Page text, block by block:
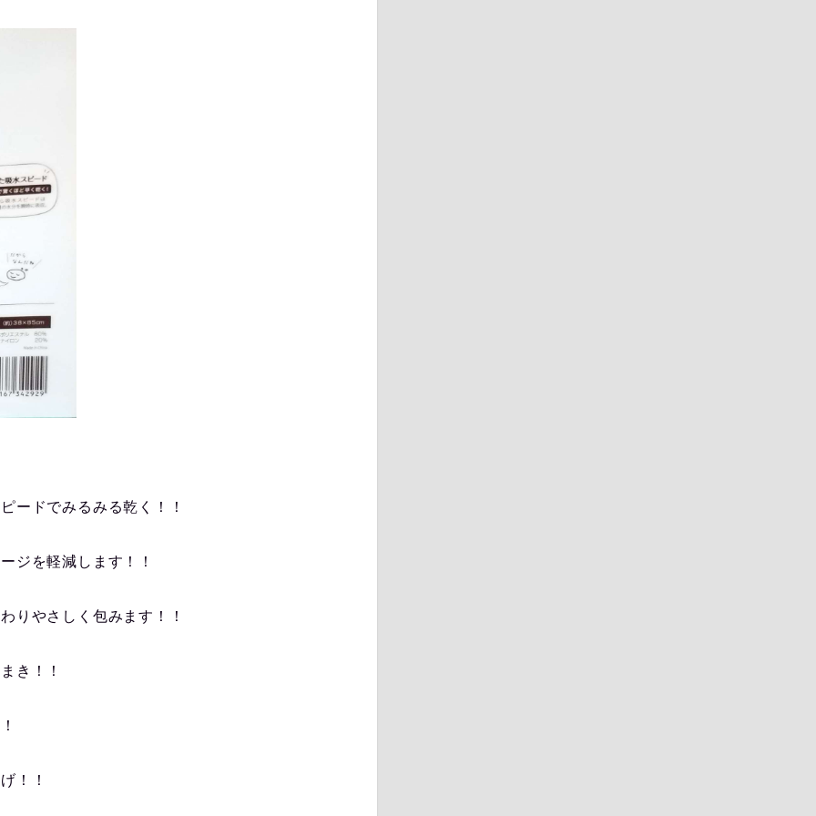
ードでみるみる乾く！！
ジを軽減します！！
りやさしく包みます！！
き！！
！！